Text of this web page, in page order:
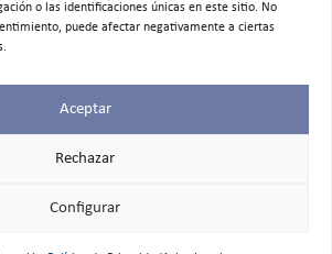
o las identificaciones únicas en este sitio. No
puede afectar negativamente a ciertas
Aceptar
Rechazar
Configurar
Zola Villafranca.